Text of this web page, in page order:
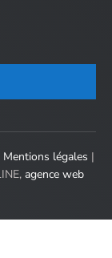
Mentions légales |
agence web